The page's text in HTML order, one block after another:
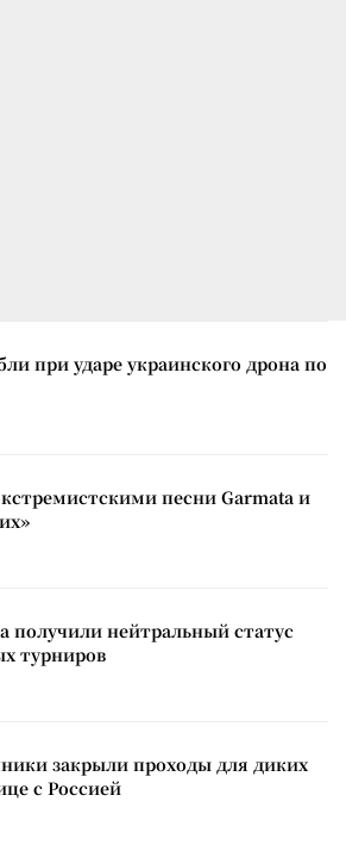
при ударе украинского дрона по
песни Garmata и
получили нейтральный статус
турниров
закрыли проходы для диких
с Россией